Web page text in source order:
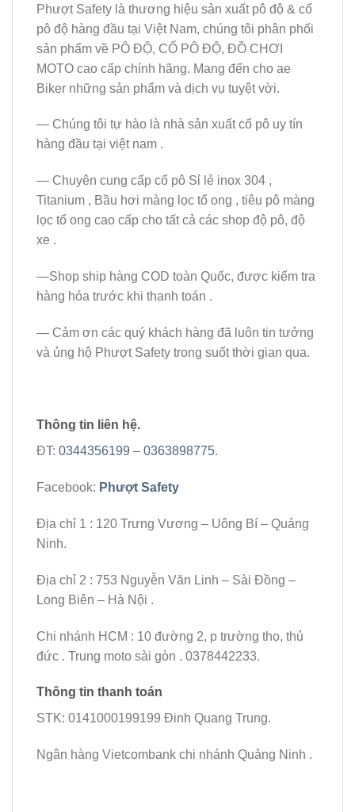
Phượt Safety là thương hiệu sản xuất pô độ & cổ
pô độ hàng đầu tại Việt Nam, chúng tôi phân phối
sản phẩm về PÔ ĐỘ, CỔ PÔ ĐỘ, ĐỒ CHƠI
MOTO cao cấp chính hãng. Mang đến cho ae
Biker những sản phẩm và dịch vụ tuyệt vời.
— Chúng tôi tự hào là nhà sản xuất cổ pô uy tín
hàng đầu tại việt nam .
— Chuyên cung cấp cổ pô Sỉ lẻ inox 304 ,
Titanium , Bầu hơi màng lọc tổ ong , tiêu pô màng
lọc tổ ong cao cấp cho tất cả các shop độ pô, độ
xe .
—Shop ship hàng COD toàn Quốc, được kiểm tra
hàng hóa trước khi thanh toán .
— Cảm ơn các quý khách hàng đã luôn tin tưởng
và ủng hộ Phượt Safety trong suốt thời gian qua.
Thông tin liên hệ.
ĐT: 0344356199 – 0363898775.
Facebook: Phượt Safety
Địa chỉ 1 : 120 Trưng Vương – Uông Bí – Quảng
Ninh.
Địa chỉ 2 : 753 Nguyễn Văn Linh – Sài Đồng –
Long Biên – Hà Nội .
Chi nhánh HCM : 10 đường 2, p trường thọ, thủ
đức . Trung moto sài gòn . 0378442233.
Thông tin thanh toán
STK: 0141000199199 Đinh Quang Trung.
Ngân hàng Vietcombank chi nhánh Quảng Ninh .